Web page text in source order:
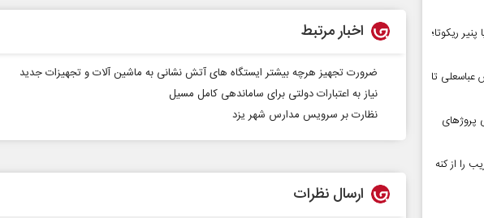
اخبار مرتبط
ضرورت تجهیز هرچه بیشتر ایستگاه های آتش نشانی به ماشین آلات و تجهیزات جدید
نیاز به اعتبارات دولتی برای ساماندهی کامل مسیل
نظارت بر سرویس مدارس شهر یزد
ارسال نظرات
ریکوتا؛
عباسعلی تا
پروژهای
را از کنه
نماد مقاومت در برابر
همه مدافع حرم هستیم
تهران
نرگس